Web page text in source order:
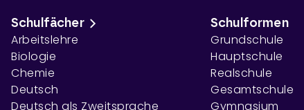
Schulfächer
Arbeitslehre
Biologie
Chemie
Deutsch
Deutsch als Zweitsprache
Schulformen
Grundschule
Hauptschule
Realschule
Gesamtschule
Gymnasium